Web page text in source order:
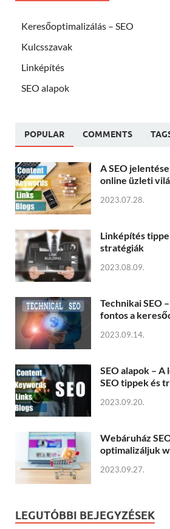
Keresőoptimalizálás – SEO
Kulcsszavak
Linképítés
SEO alapok
POPULAR COMMENTS
A SEO
online üzleti
2023.07.28.
Linképítés
stratégiák
2023.08.09.
Technikai SEO
fontos a
2023.09.14.
SEO alapok –
SEO tippek és
2023.09.20.
Webáruház
optimalizáljuk
2023.09.27.
LEGUTÓBBI BEJEGYZÉSEK